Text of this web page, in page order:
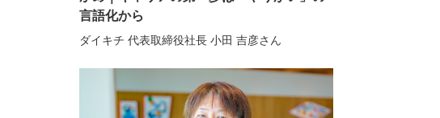
言語化から
ダイキチ 代表取締役社長 小田 吉彦さん